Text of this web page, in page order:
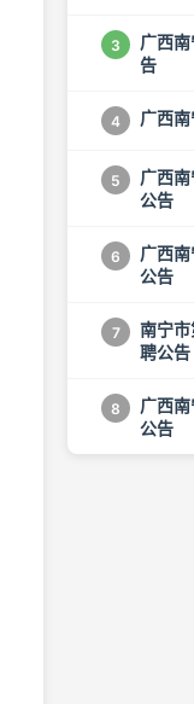
3
广西
告
4 广西
5
广西
公告
6
广西
公告
7
南宁
聘公告
8
广西
公告